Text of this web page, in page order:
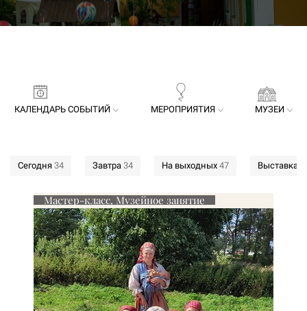
КАЛЕНДАРЬ СОБЫТИЙ МЕРОПРИЯТИЯ МУЗЕИ
Сегодня 34 Завтра 34 На выходных 47 Выставка
Мастер-класс, Музейное занятие